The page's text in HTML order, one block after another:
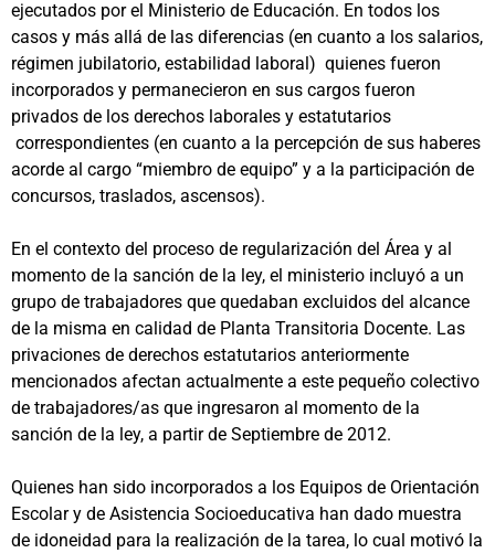
ejecutados por el Ministerio de Educación. En todos los
casos y más allá de las diferencias (en cuanto a los salarios,
régimen jubilatorio, estabilidad laboral) quienes fueron
incorporados y permanecieron en sus cargos fueron
privados de los derechos laborales y estatutarios
correspondientes (en cuanto a la percepción de sus haberes
acorde al cargo “miembro de equipo” y a la participación de
concursos, traslados, ascensos).
En el contexto del proceso de regularización del Área y al
momento de la sanción de la ley, el ministerio incluyó a un
grupo de trabajadores que quedaban excluidos del alcance
de la misma en calidad de Planta Transitoria Docente. Las
privaciones de derechos estatutarios anteriormente
mencionados afectan actualmente a este pequeño colectivo
de trabajadores/as que ingresaron al momento de la
sanción de la ley, a partir de Septiembre de 2012.
Quienes han sido incorporados a los Equipos de Orientación
Escolar y de Asistencia Socioeducativa han dado muestra
de idoneidad para la realización de la tarea, lo cual motivó la